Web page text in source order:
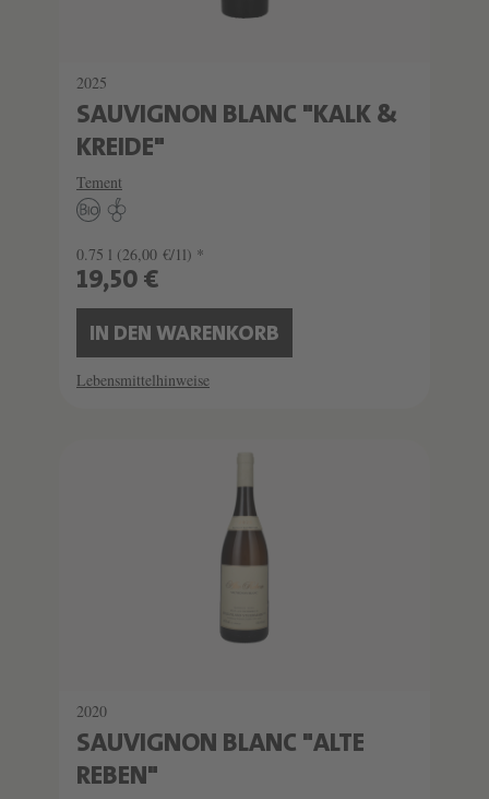
2025
SAUVIGNON BLANC "KALK &
KREIDE"
Tement
0.75 l (26,00 €/1l) *
19,50 €
IN DEN WARENKORB
Lebensmittelhinweise
2020
SAUVIGNON BLANC "ALTE
REBEN"